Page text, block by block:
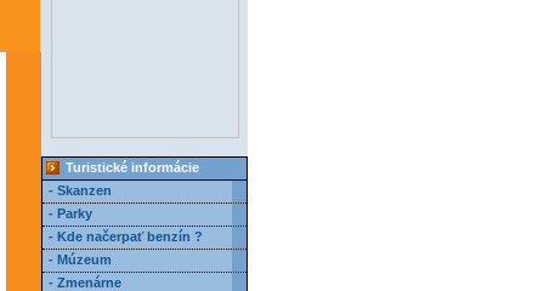
Turistické informácie
- Skanzen
- Parky
- Kde načerpať benzín ?
- Múzeum
- Zmenárne